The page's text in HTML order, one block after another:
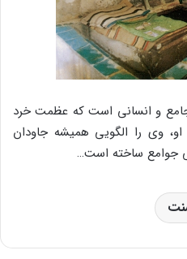
جامع و انسانی است که عظمت خرد
وی را الگویی همیشه جاودان
جوامع ساخته است…